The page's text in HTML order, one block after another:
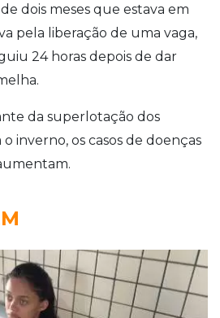
dois meses que estava em
pela liberação de uma vaga,
24 horas depois de dar
da superlotação dos
o inverno, os casos de doenças